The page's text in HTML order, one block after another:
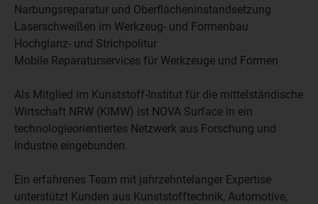
Narbungsreparatur und Oberflächeninstandsetzung
Laserschweißen im Werkzeug- und Formenbau
Hochglanz- und Strichpolitur
Mobile Reparaturservices für Werkzeuge und Formen
Als Mitglied im Kunststoff-Institut für die mittelständische
Wirtschaft NRW (KIMW) ist NOVA Surface in ein
technologieorientiertes Netzwerk aus Forschung und
Industrie eingebunden.
Ein erfahrenes Team mit jahrzehntelanger Expertise
unterstützt Kunden aus Kunststofftechnik, Automotive,